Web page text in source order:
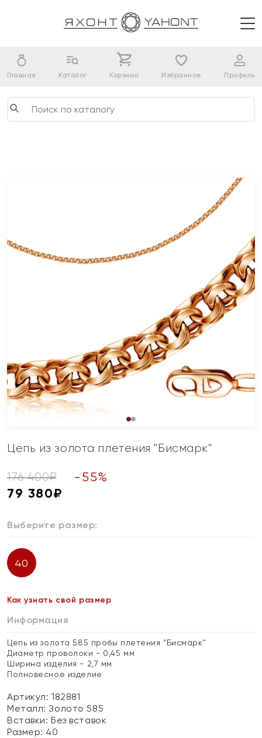
Главная Каталог Корзина Избранное Профиль
Цепь из золота плетения "Бисмарк"
176 400₽ - 55%
79 380₽
Выберите размер:
40
Как узнать свой размер
Информация
Цепь из золота 585 пробы плетения "Бисмарк"
Диаметр проволоки - 0,45 мм
Ширина изделия - 2,7 мм
Полновесное изделие
Артикул: 182881
Металл:Золото 585
Вставки:Без вставок
Размер: 40